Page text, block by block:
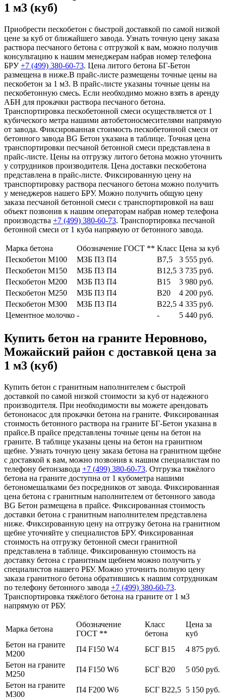
1 м3 (куб)
Приобрести пескобетон с быстрой доставкой по самой низкой
цене за куб от ближайшего завода. Узнать точную цену заказа
раствора песчаного бетона с отгрузкой к вам, можно получив
консультацию к нашим менеджерам набрав номер телефона
БРУ+7 (499) 380-60-73. Цена литого бетона БГ-Бетон
размещена в ниже.В прайс-листе размещены точные цены на
пескобетон за 1 м3. В прайс-листе указаны точные цены на
пескобетонную смесь. Если необходимо можно взять в аренду
АБН для прокачки раствора песчаного бетона.
Транспортировка пескобетонной смеси осуществляется от 1
кубического метра нашими автобетоносмесителями напрямую
от завода. Фиксированная стоимость пескобетонной смеси от
бетонного завода BG Бетон указана в таблице. Точная цена
транспортировки песчаной бетонной смеси представлена в
прайс-листе. Цены на отгрузку литого бетона можно уточнить
у сотрудников производителя. Цена доставки пескобетона
представлена в прайс-листе. Фиксированную цену на
транспортировку раствора песчаного бетона можно получить
у менеджеров нашего БРУ. Можно получить общую цену
заказа песчаной бетонной смеси с транспортировкой на ваш
объект позвонив к нашим операторам набрав номер телефона
производства +7 (499) 380-60-73. Транспортировка песчаной
бетонной смеси от 1 куба напрямую от бетонного завода.
Марка бетона Обозначение ГОСТ ** Класс Цена за куб
Пескобетон М100
МЗБ П3 П4 В7,5
3 555 руб.
Пескобетон М150
МЗБ П3 П4 В12,5 3 735 руб.
Пескобетон М200
МЗБ П3 П4 В15
3 980 руб.
Пескобетон М250
МЗБ П3 П4 В20
4 200 руб.
Пескобетон М300
МЗБ П3 П4 В22,5 4 335 руб.
Цементное молочко - - 5 440 руб.
Купить бетон на граните Неровново,
Можайский район с доставкой цена за
1 м3 (куб)
Купить бетон с гранитным наполнителем с быстрой
доставкой по самой низкой стоимости за куб от надежного
производителя. При необходимости вы можете арендовать
бетононасос для прокачки бетона на граните. Фиксированная
стоимость бетонного раствора на граните БГ-Бетон указана в
прайсе.В прайсе представлены точные цены на бетон на
граните. В таблице указаны цены на бетон на гранитном
щебне. Узнать точную цену заказа бетона на гранитном щебне
с доставкой к вам, можно позвонив к нашим специалистам по
телефону бетонзавода +7 (499) 380-60-73. Отгрузка тяжёлого
бетона на граните доступна от 1 кубометра нашими
бетономешалками без посредников от завода. Фиксированная
цена бетона с гранитным наполнителем от бетонного завода
BG Бетон размещена в прайсе. Фиксированная стоимость
доставки бетона с гранитным наполнителем представлена
ниже. Фиксированную цену на отгрузку бетона на гранитном
щебне уточняйте у специалистов БРУ. Фиксированная
стоимость на отгрузку бетонной смеси гранитной
представлена в таблице. Фиксированную стоимость на
доставку бетона с гранитным щебнем можно получить у
специалистов нашего РБУ. Можно уточнить полную цену
заказа гранитного бетона обратившись к нашим сотрудникам
по телефону бетонного завода +7 (499) 380-60-73.
Транспортировка тяжёлого бетона на граните от 1 м3
напрямую от РБУ.
Марка бетона
Обозначение
ГОСТ **
Класс
бетона
Цена за
куб
Бетон на граните
М200
П4 F150 W4 БСГ В15
4 875 руб.
Бетон на граните
М250
П4 F150 W6 БСГ В20
5 050 руб.
Бетон на граните
М300
П4 F200 W6 БСГ В22,5 5 150 руб.